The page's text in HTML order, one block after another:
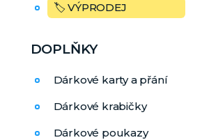
🏷️ VÝPRODEJ
DOPLŇKY
Dárkové karty a přání
Dárkové krabičky
Dárkové poukazy